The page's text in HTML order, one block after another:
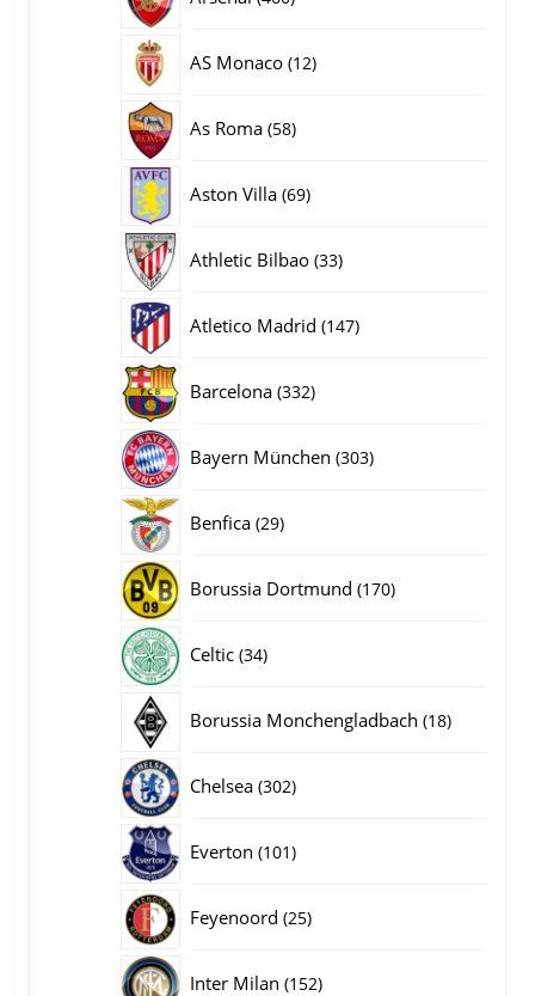
AS Monaco 1212
As Roma 5858
Aston Villa 6969
Athletic Bilbao 3333
Atletico Madrid 147147
Barcelona 332332
Bayern München 303303
Benfica 2929
Borussia Dortmund 170170
Celtic 3434
Borussia Monchengladbach 1818
Chelsea 302302
Everton 101101
Feyenoord 2525
Inter Milan 152152